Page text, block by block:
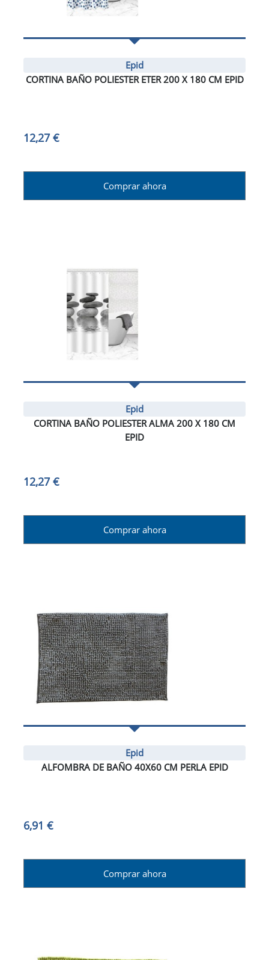
Epid
CORTINA BAÑO POLIESTER ETER 200 X 180 CM EPID
12,27 €
Comprar ahora
Epid
CORTINA BAÑO POLIESTER ALMA 200 X 180 CM
EPID
12,27 €
Comprar ahora
Epid
ALFOMBRA DE BAÑO 40X60 CM PERLA EPID
6,91 €
Comprar ahora